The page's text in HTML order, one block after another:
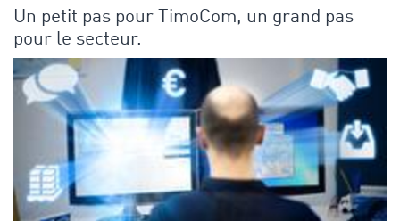
Un petit pas pour TimoCom, un grand pas
pour le secteur.